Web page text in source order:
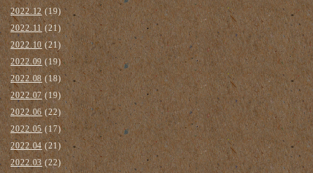
2022.12(19)
2022.11(21)
2022.10(21)
2022.09 (19)
2022.08(18)
2022.07(19)
2022.06(22)
2022.05 (17)
2022.04(21)
2022.03(22)